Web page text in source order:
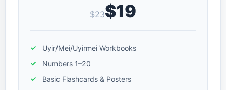
$23$19
Uyir/Mei/Uyirmei Workbooks
Numbers 1–20
Basic Flashcards & Posters